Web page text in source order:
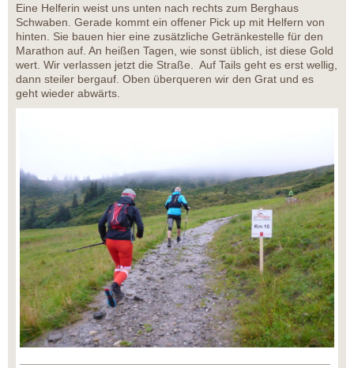
Eine Helferin weist uns unten nach rechts zum Berghaus
Schwaben. Gerade kommt ein offener Pick up mit Helfern von
hinten. Sie bauen hier eine zusätzliche Getränkestelle für den
Marathon auf. An heißen Tagen, wie sonst üblich, ist diese Gold
wert. Wir verlassen jetzt die Straße. Auf Tails geht es erst wellig,
dann steiler bergauf. Oben überqueren wir den Grat und es
geht wieder abwärts.